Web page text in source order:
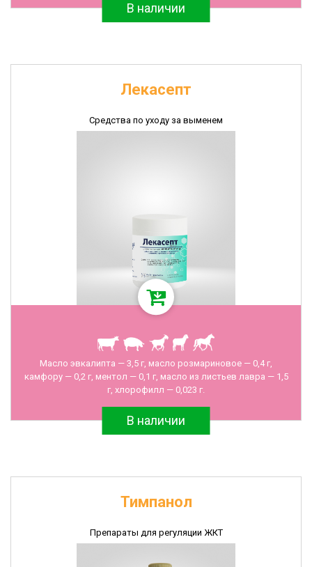
В наличии
Лекасепт
Средства по уходу за выменем
Масло эвкалипта — 3,5 г, масло розмариновое — 0,4 г,
камфору — 0,2 г, ментол — 0,1 г, масло из листьев лавра — 1,5
г, хлорофилл — 0,023 г.
В наличии
Тимпанол
Препараты для регуляции ЖКТ